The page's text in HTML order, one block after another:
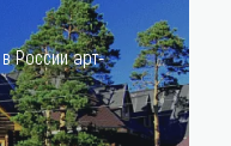
в России арт-